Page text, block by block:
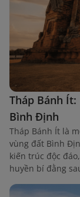
Tháp Bánh
Bình Định
Tháp Bánh Ít là
vùng đất Bình
kiến trúc độc
huyền bí đằng